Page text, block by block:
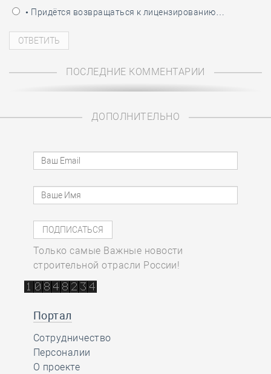
• Придётся возвращаться к лицензированию…
ПОСЛЕДНИЕ КОММЕНТАРИИ
ДОПОЛНИТЕЛЬНО
Только самые Важные новости
строительной отрасли России!
Портал
Сотрудничество
Персоналии
О проекте